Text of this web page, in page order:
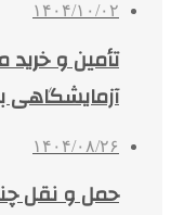
۱۴۰۴/۱۰/۰۲
تأمین و
آزمایشگاهی
۱۴۰۴/۰۸/۲۶
حمل و نقل